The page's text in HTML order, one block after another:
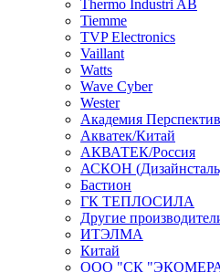
Thermo Industri AB
Tiemme
TVP Electronics
Vaillant
Watts
Wave Cyber
Wester
Академия
Акватек/Китай
АКВАТЕК/Россия
АСКОН
Бастион
ГК ТЕПЛОСИЛА
Другие
ИТЭЛМА
Китай
ООО "СК